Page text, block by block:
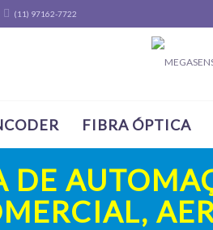
(11) 97162-7722
FIBRA ÓPTICA
DE